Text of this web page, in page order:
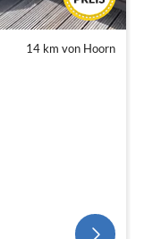
14 km von Hoorn